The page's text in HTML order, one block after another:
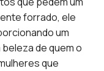
forrado, ele
um
de quem o
que